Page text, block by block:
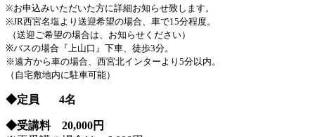
※お申込みいただいた方に詳細お知らせ致します。
※JR西宮名塩より送迎希望の場合、車で15分程度。
（送迎ご希望の場合は、お知らせください）
※バスの場合『上山口』下車、徒歩3分。
※遠方から車の場合、西宮北インターより5分以内。
（自宅敷地内に駐車可能）
◆定員 4名
◆受講料 20,000円